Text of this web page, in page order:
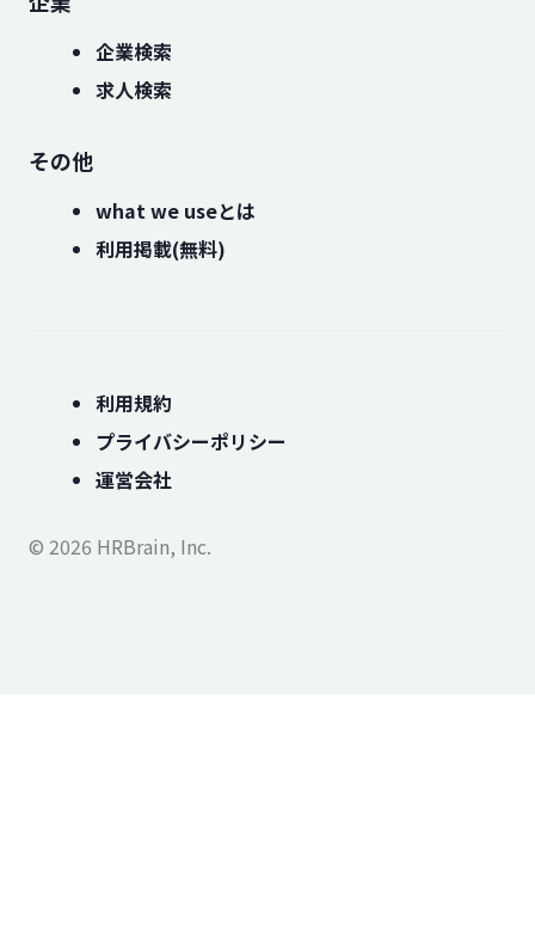
企業検索
求人検索
その他
what we useとは
利用掲載(無料)
利用規約
プライバシーポリシー
運営会社
© 2026 HRBrain, Inc.